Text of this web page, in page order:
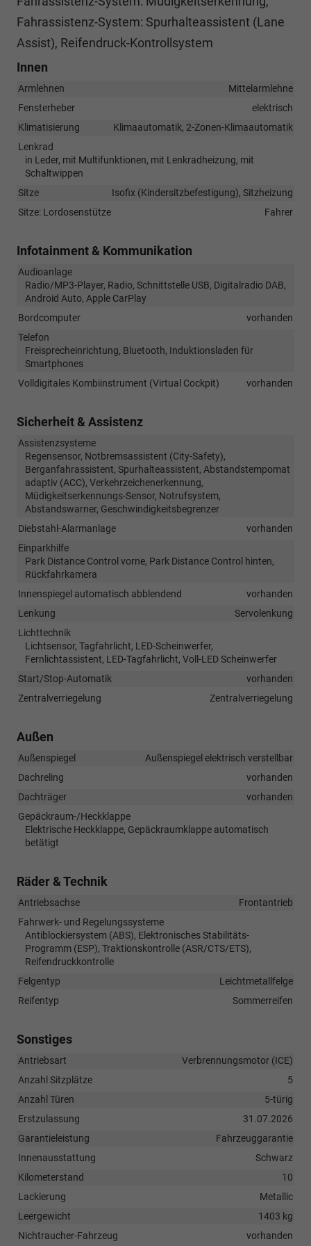
Fahrassistenz-System: Spurhalteassistent (Lane
Assist), Reifendruck-Kontrollsystem
Innen
Armlehnen
Mittelarmlehne
Fensterheber
elektrisch
Klimatisierung
Klimaautomatik, 2-Zonen-Klimaautomatik
Lenkrad
in Leder, mit Multifunktionen, mit Lenkradheizung, mit
Schaltwippen
Sitze
Isofix (Kindersitzbefestigung), Sitzheizung
Sitze: Lordosenstütze
Fahrer
Infotainment & Kommunikation
Audioanlage
Radio/MP3-Player, Radio, Schnittstelle USB, Digitalradio DAB,
Android Auto, Apple CarPlay
Bordcomputer
vorhanden
Telefon
Freisprecheinrichtung, Bluetooth, Induktionsladen für
Smartphones
Volldigitales Kombiinstrument (Virtual Cockpit)
vorhanden
Sicherheit & Assistenz
Assistenzsysteme
Regensensor, Notbremsassistent (City-Safety),
Berganfahrassistent, Spurhalteassistent, Abstandstempomat
adaptiv (ACC), Verkehrzeichenerkennung,
Müdigkeitserkennungs-Sensor, Notrufsystem,
Abstandswarner, Geschwindigkeitsbegrenzer
Diebstahl-Alarmanlage
vorhanden
Einparkhilfe
Park Distance Control vorne, Park Distance Control hinten,
Rückfahrkamera
Innenspiegel automatisch abblendend
vorhanden
Lenkung
Servolenkung
Lichttechnik
Lichtsensor, Tagfahrlicht, LED-Scheinwerfer,
Fernlichtassistent, LED-Tagfahrlicht, Voll-LED Scheinwerfer
Start/Stop-Automatik
vorhanden
Zentralverriegelung
Zentralverriegelung
Außen
Außenspiegel
Außenspiegel elektrisch verstellbar
Dachreling
vorhanden
Dachträger
vorhanden
Gepäckraum-/Heckklappe
Elektrische Heckklappe, Gepäckraumklappe automatisch
betätigt
Räder & Technik
Antriebsachse
Frontantrieb
Fahrwerk- und Regelungssysteme
Antiblockiersystem (ABS), Elektronisches Stabilitäts-
Programm (ESP), Traktionskontrolle (ASR/CTS/ETS),
Reifendruckkontrolle
Felgentyp
Leichtmetallfelge
Reifentyp
Sommerreifen
Sonstiges
Antriebsart
Verbrennungsmotor (ICE)
Anzahl Sitzplätze
5
Anzahl Türen
5-türig
Erstzulassung
31.07.2026
Garantieleistung
Fahrzeuggarantie
Innenausstattung
Schwarz
Kilometerstand
10
Lackierung
Metallic
Leergewicht
1403 kg
Nichtraucher-Fahrzeug
vorhanden